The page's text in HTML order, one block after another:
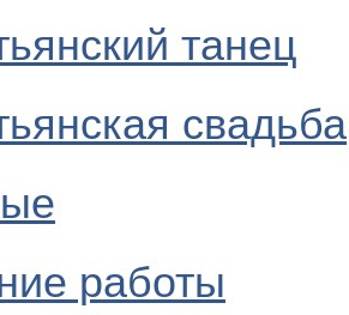
танец
свадьба
работы